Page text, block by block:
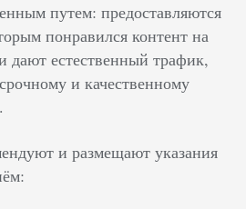
путем: предоставляются
понравился контент на
дают естественный трафик,
и качественному
и размещают указания